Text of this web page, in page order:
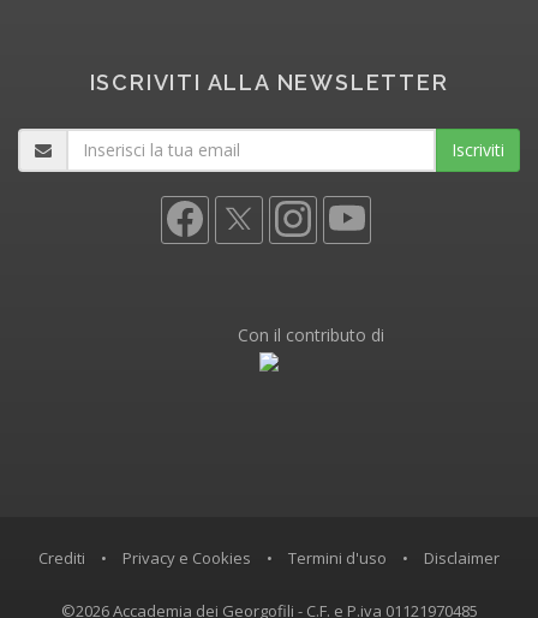
ISCRIVITI ALLA NEWSLETTER
Iscriviti
Con il contributo di
Crediti • Privacy e Cookies • Termini d'uso • Disclaimer
©2026 Accademia dei Georgofili - C.F. e P.iva 01121970485